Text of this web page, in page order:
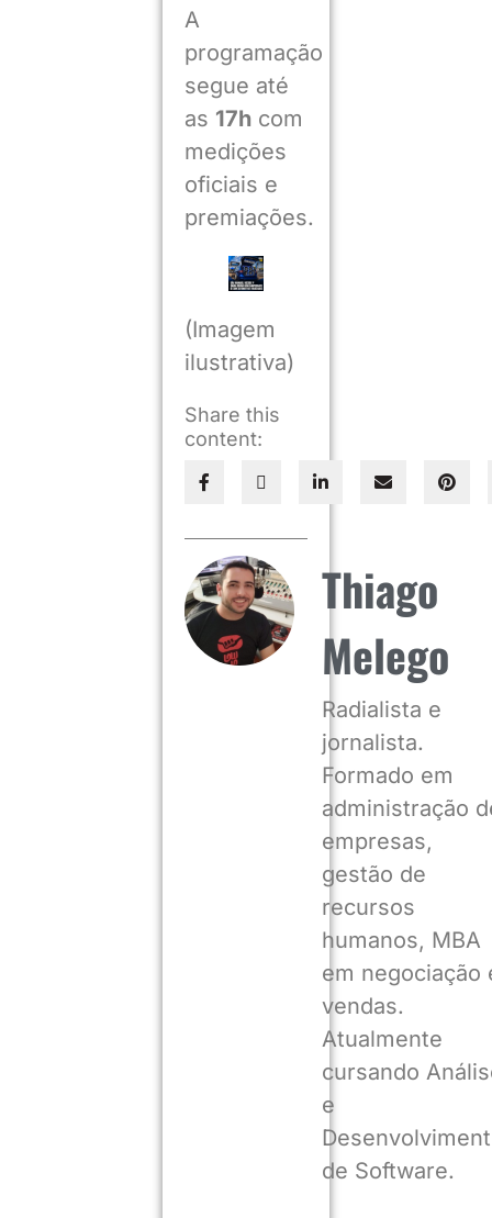
A
programação
segue até
as 17hcom
medições
oficiais e
premiações.
(Imagem
ilustrativa)
Share this
content:
Thiago
Melego
Radialista e
jornalista.
Formado em
administração
empresas,
gestão de
recursos
humanos, MBA
em negociação
vendas.
Atualmente
cursando
e
de Software.